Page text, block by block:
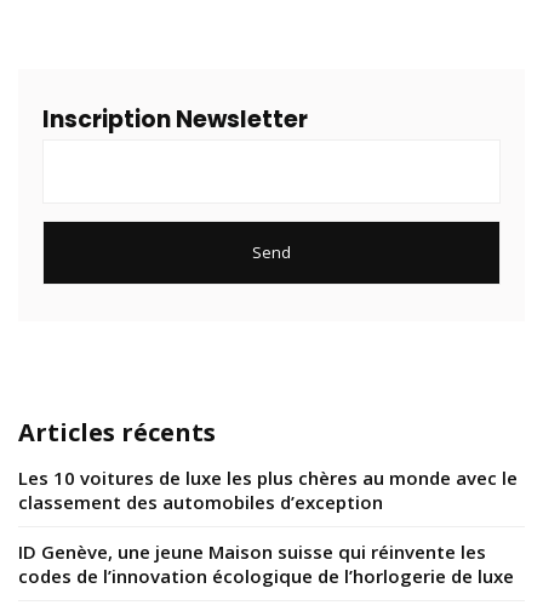
Inscription Newsletter
Articles récents
Les 10 voitures de luxe les plus chères au monde avec le
classement des automobiles d’exception
ID Genève, une jeune Maison suisse qui réinvente les
codes de l’innovation écologique de l’horlogerie de luxe